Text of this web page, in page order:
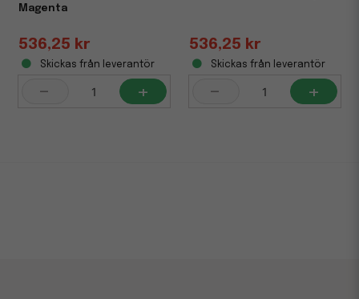
Magenta
536,25 kr
Skickas från leverantör
- +
536,25 kr
Skickas från leverantör
- +